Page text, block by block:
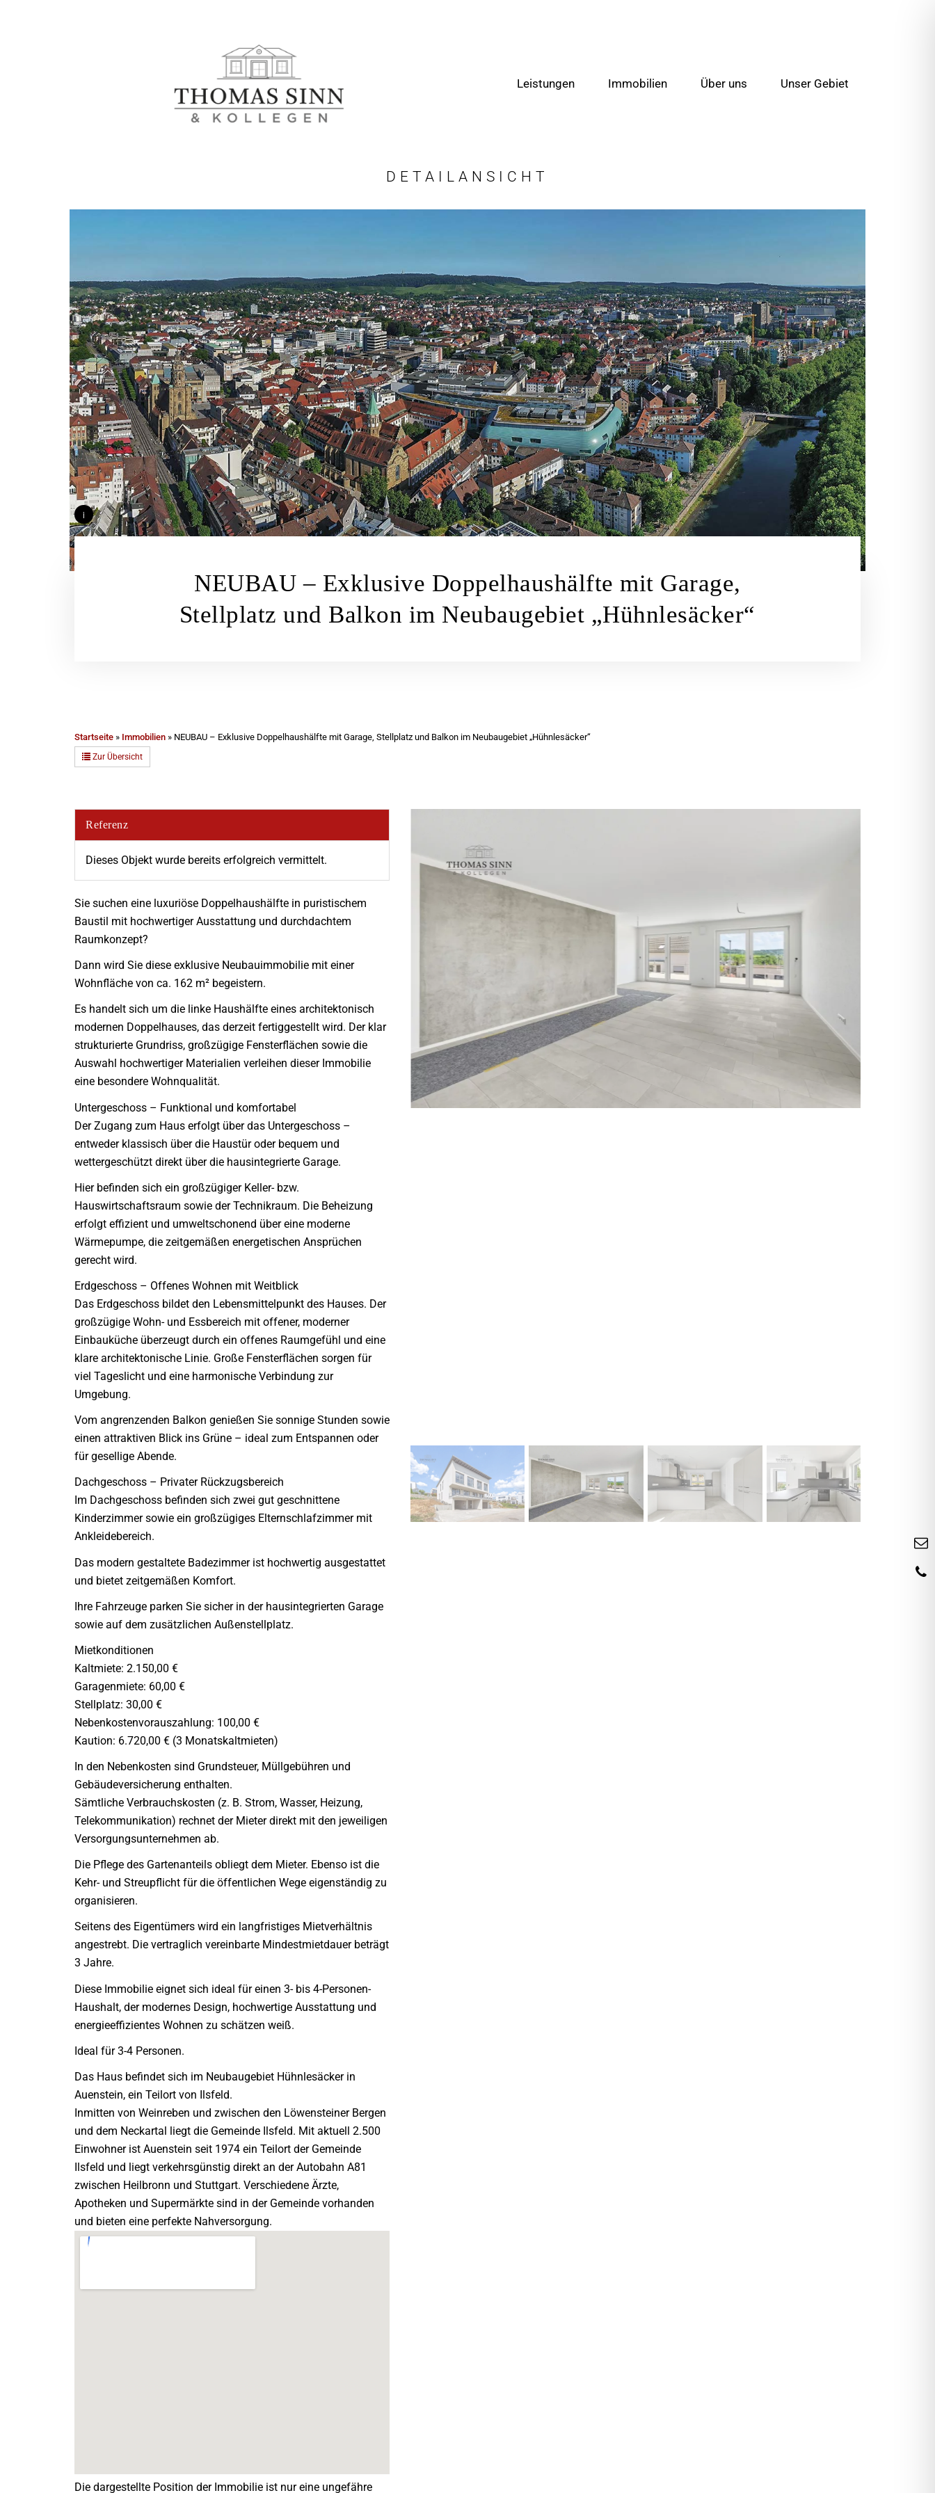
Leistungen Immobilien Über uns Unser Gebiet
DETAILANSICHT
i
NEUBAU – Exklusive Doppelhaushälfte mit Garage,
Stellplatz und Balkon im Neubaugebiet „Hühnlesäcker“
Startseite » Immobilien » NEUBAU – Exklusive Doppelhaushälfte mit Garage, Stellplatz und Balkon im Neubaugebiet „Hühnlesäcker“
Zur Übersicht
Referenz
Dieses Objekt wurde bereits erfolgreich vermittelt.
Sie suchen eine luxuriöse Doppelhaushälfte in puristischem
Baustil mit hochwertiger Ausstattung und durchdachtem
Raumkonzept?
Dann wird Sie diese exklusive Neubauimmobilie mit einer
Wohnfläche von ca. 162 m² begeistern.
Es handelt sich um die linke Haushälfte eines architektonisch
modernen Doppelhauses, das derzeit fertiggestellt wird. Der klar
strukturierte Grundriss, großzügige Fensterflächen sowie die
Auswahl hochwertiger Materialien verleihen dieser Immobilie
eine besondere Wohnqualität.
Untergeschoss – Funktional und komfortabel
Der Zugang zum Haus erfolgt über das Untergeschoss –
entweder klassisch über die Haustür oder bequem und
wettergeschützt direkt über die hausintegrierte Garage.
Hier befinden sich ein großzügiger Keller- bzw.
Hauswirtschaftsraum sowie der Technikraum. Die Beheizung
erfolgt effizient und umweltschonend über eine moderne
Wärmepumpe, die zeitgemäßen energetischen Ansprüchen
gerecht wird.
Erdgeschoss – Offenes Wohnen mit Weitblick
Das Erdgeschoss bildet den Lebensmittelpunkt des Hauses. Der
großzügige Wohn- und Essbereich mit offener, moderner
Einbauküche überzeugt durch ein offenes Raumgefühl und eine
klare architektonische Linie. Große Fensterflächen sorgen für
viel Tageslicht und eine harmonische Verbindung zur
Umgebung.
Vom angrenzenden Balkon genießen Sie sonnige Stunden sowie
einen attraktiven Blick ins Grüne – ideal zum Entspannen oder
für gesellige Abende.
Dachgeschoss – Privater Rückzugsbereich
Im Dachgeschoss befinden sich zwei gut geschnittene
Kinderzimmer sowie ein großzügiges Elternschlafzimmer mit
Ankleidebereich.
Das modern gestaltete Badezimmer ist hochwertig ausgestattet
und bietet zeitgemäßen Komfort.
Ihre Fahrzeuge parken Sie sicher in der hausintegrierten Garage
sowie auf dem zusätzlichen Außenstellplatz.
Mietkonditionen
Kaltmiete: 2.150,00 €
Garagenmiete: 60,00 €
Stellplatz: 30,00 €
Nebenkostenvorauszahlung: 100,00 €
Kaution: 6.720,00 € (3 Monatskaltmieten)
In den Nebenkosten sind Grundsteuer, Müllgebühren und
Gebäudeversicherung enthalten.
Sämtliche Verbrauchskosten (z. B. Strom, Wasser, Heizung,
Telekommunikation) rechnet der Mieter direkt mit den jeweiligen
Versorgungsunternehmen ab.
Die Pflege des Gartenanteils obliegt dem Mieter. Ebenso ist die
Kehr- und Streupflicht für die öffentlichen Wege eigenständig zu
organisieren.
Seitens des Eigentümers wird ein langfristiges Mietverhältnis
angestrebt. Die vertraglich vereinbarte Mindestmietdauer beträgt
3 Jahre.
Diese Immobilie eignet sich ideal für einen 3- bis 4-Personen-
Haushalt, der modernes Design, hochwertige Ausstattung und
energieeffizientes Wohnen zu schätzen weiß.
Ideal für 3-4 Personen.
Das Haus befindet sich im Neubaugebiet Hühnlesäcker in
Auenstein, ein Teilort von Ilsfeld.
Inmitten von Weinreben und zwischen den Löwensteiner Bergen
und dem Neckartal liegt die Gemeinde Ilsfeld. Mit aktuell 2.500
Einwohner ist Auenstein seit 1974 ein Teilort der Gemeinde
Ilsfeld und liegt verkehrsgünstig direkt an der Autobahn A81
zwischen Heilbronn und Stuttgart. Verschiedene Ärzte,
Apotheken und Supermärkte sind in der Gemeinde vorhanden
und bieten eine perfekte Nahversorgung.
Die dargestellte Position der Immobilie ist nur eine ungefähre